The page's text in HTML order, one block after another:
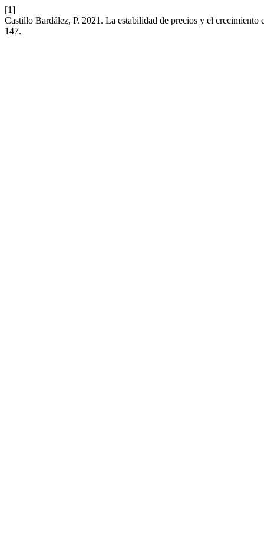
[1]
Castillo Bardález, P. 2021. La estabilidad de precios y el
147.